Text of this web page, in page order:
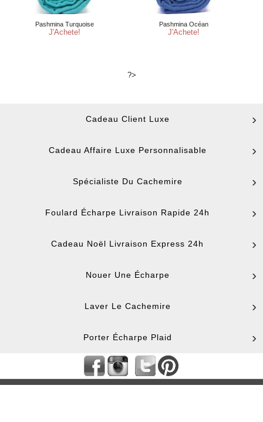
?>
Cadeau Client Luxe
Cadeau Affaire Luxe Personnalisable
Spécialiste Du Cachemire
Foulard Écharpe Livraison Rapide 24h
Cadeau Noël Livraison Express 24h
Nouer Une Écharpe
Laver Le Cachemire
Porter Écharpe Plaid